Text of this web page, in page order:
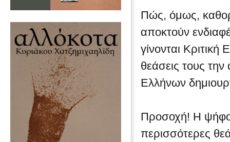
Πώς, όμως,
αποκτούν
γίνονται
θεάσεις τους την
Ελλήνων
Προσοχή! Η
περισσότερες